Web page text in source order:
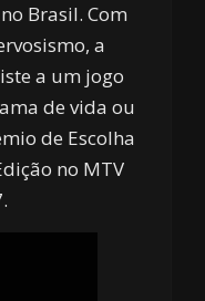
Brasil. Com
a
a um jogo
de vida ou
de Escolha
no MTV